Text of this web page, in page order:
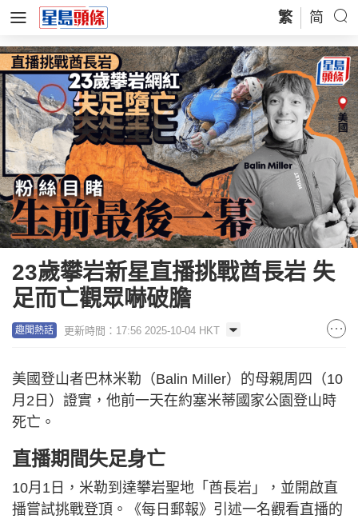
繁 简
23歲攀岩新星直播挑戰酋長岩 失
足而亡觀眾嚇破膽
趣聞熱話 更新時間：17:56 2025-10-04 HKT
美國登山者巴林米勒（Balin Miller）的母親周四（10
月2日）證實，他前一天在約塞米蒂國家公園登山時
死亡。
直播期間失足身亡
10月1日，米勒到達攀岩聖地「酋長岩」，並開啟直
播嘗試挑戰登頂。《每日郵報》引述一名觀看直播的